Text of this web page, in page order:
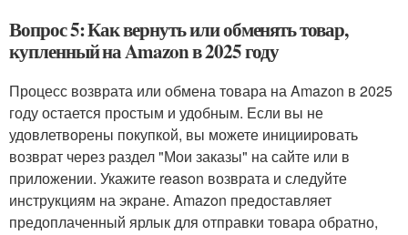
Вопрос 5: Как вернуть или обменять товар,
купленный на Amazon в 2025 году
Процесс возврата или обмена товара на Amazon в 2025
году остается простым и удобным. Если вы не
удовлетворены покупкой, вы можете инициировать
возврат через раздел "Мои заказы" на сайте или в
приложении. Укажите reason возврата и следуйте
инструкциям на экране. Amazon предоставляет
предоплаченный ярлык для отправки товара обратно,